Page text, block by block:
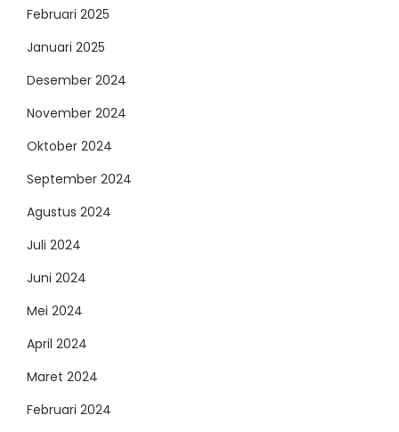
Februari 2025
Januari 2025
Desember 2024
November 2024
Oktober 2024
September 2024
Agustus 2024
Juli 2024
Juni 2024
Mei 2024
April 2024
Maret 2024
Februari 2024